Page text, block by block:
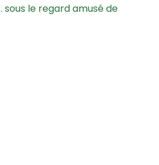
sous le regard amusé de